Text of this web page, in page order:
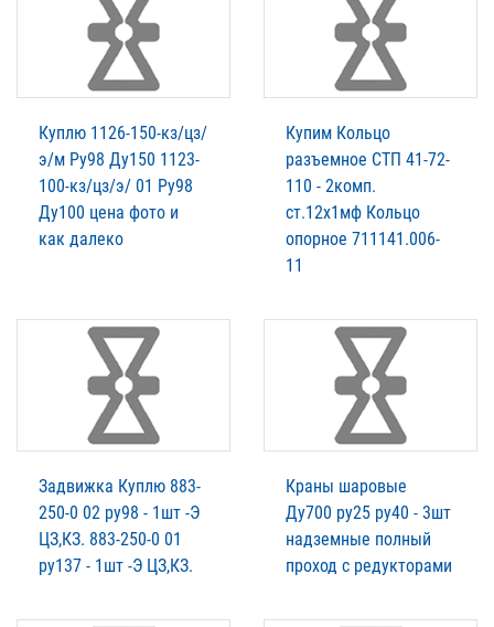
Куплю 1126-150-кз/цз/
э/м Ру98 Ду150 1123-
100-кз/цз/э/ 01 Ру98
Ду100 цена фото и
как далеко
Купим Кольцо
разъемное СТП 41-72-
110 - 2комп.
ст.12х1мф Кольцо
опорное 711141.006-
11
Задвижка Куплю 883-
250-0 02 ру98 - 1шт -Э
ЦЗ,КЗ. 883-250-0 01
ру137 - 1шт -Э ЦЗ,КЗ.
Краны шаровые
Ду700 ру25 ру40 - 3шт
надземные полный
проход с редукторами